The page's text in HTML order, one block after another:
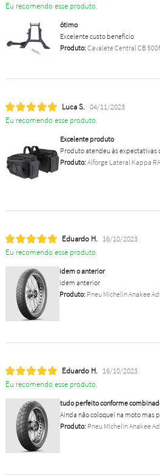
Eu recomendo esse produto.
ótimo
Excelente custo benefício
Produto:Cavalete Central CB
Luca S. 04/11/2023
Eu recomendo esse produto.
Excelente produto
Produto atendeu às expectativas
Produto:Alforge Lateral Kappa
Eduardo H. 16/10/2023
Eu recomendo esse produto.
idem o anterior
idem anterior
Produto:Pneu Michelin Anakee
Eduardo H. 16/10/2023
Eu recomendo esse produto.
tudo perfeito conforme
Ainda não coloquei na moto mas
Produto:Pneu Michelin Anakee